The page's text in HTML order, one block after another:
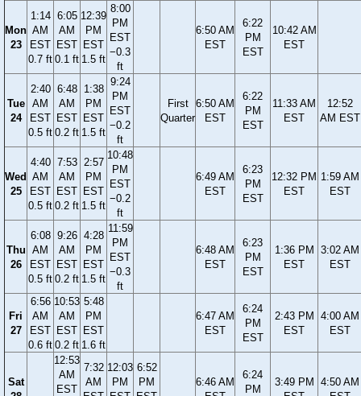
Mon
23
1:14
AM
EST
0.7 ft
6:05
AM
EST
0.1 ft
12:39
PM
EST
1.5 ft
8:00
PM
EST
−0.3
ft
6:50 AM
EST
6:22
PM
EST
10:42 AM
EST
Tue
24
2:40
AM
EST
0.5 ft
6:48
AM
EST
0.2 ft
1:38
PM
EST
1.5 ft
9:24
PM
EST
−0.2
ft
First
Quarter
6:50 AM
EST
6:22
PM
EST
11:33 AM
EST
12:52
AM EST
Wed
25
4:40
AM
EST
0.5 ft
7:53
AM
EST
0.2 ft
2:57
PM
EST
1.5 ft
10:48
PM
EST
−0.2
ft
6:49 AM
EST
6:23
PM
EST
12:32 PM
EST
1:59 AM
EST
Thu
26
6:08
AM
EST
0.5 ft
9:26
AM
EST
0.2 ft
4:28
PM
EST
1.5 ft
11:59
PM
EST
−0.3
ft
6:48 AM
EST
6:23
PM
EST
1:36 PM
EST
3:02 AM
EST
Fri
27
6:56
AM
EST
0.6 ft
10:53
AM
EST
0.2 ft
5:48
PM
EST
1.6 ft
6:47 AM
EST
6:24
PM
EST
2:43 PM
EST
4:00 AM
EST
Sat
12:53
AM
EST
7:32
AM
12:03
PM
6:52
PM
6:46 AM
6:24
PM
3:49 PM
4:50 AM